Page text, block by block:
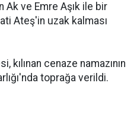
Ak ve Emre Aşık ile bir
Ateş'in uzak kalması
kılınan cenaze namazının
toprağa verildi.